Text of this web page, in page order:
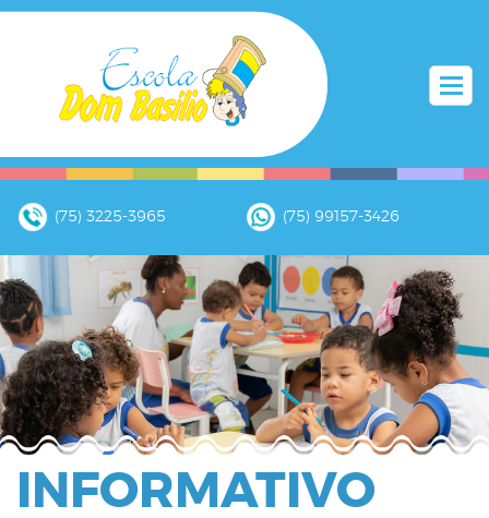
(75) 3225-3965 (75) 99157-3426
INFORMATIVO